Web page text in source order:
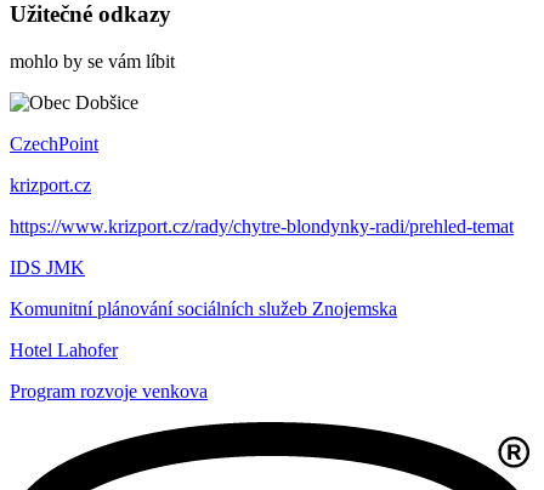
Užitečné odkazy
mohlo by se vám líbit
CzechPoint
krizport.cz
https://www.krizport.cz/rady/chytre-blondynky-radi/prehled-temat
IDS JMK
Komunitní plánování sociálních služeb Znojemska
Hotel Lahofer
Program rozvoje venkova